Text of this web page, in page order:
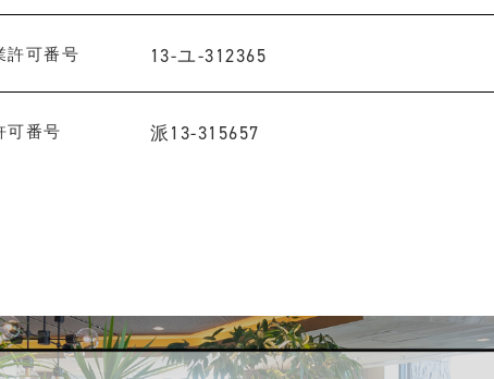
許可番号 13-ユ-312365
可番号 派13-315657